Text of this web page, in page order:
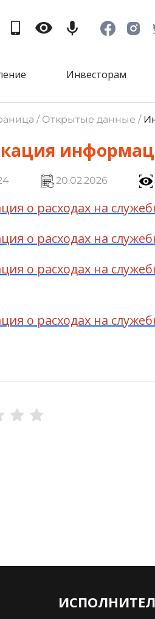
Инвесторам
/ Открытые данные /
20.02.2026
о расходах на
о расходах на
о расходах на
о расходах на